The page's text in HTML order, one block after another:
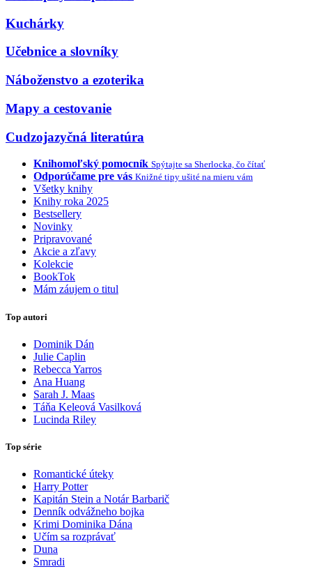
Kuchárky
Učebnice a slovníky
Náboženstvo a ezoterika
Mapy a cestovanie
Cudzojazyčná literatúra
Knihomoľský pomocník Spýtajte sa Sherlocka, čo čítať
Odporúčame pre vás Knižné tipy ušité na mieru vám
Všetky knihy
Knihy roka 2025
Bestsellery
Novinky
Pripravované
Akcie a zľavy
Kolekcie
BookTok
Mám záujem o titul
Top autori
Dominik Dán
Julie Caplin
Rebecca Yarros
Ana Huang
Sarah J. Maas
Táňa Keleová Vasilková
Lucinda Riley
Top série
Romantické úteky
Harry Potter
Kapitán Stein a Notár Barbarič
Denník odvážneho bojka
Krimi Dominika Dána
Učím sa rozprávať
Duna
Smradi